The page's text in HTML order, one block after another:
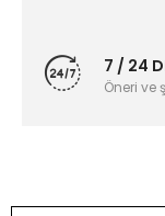
7 / 24
Öneri ve